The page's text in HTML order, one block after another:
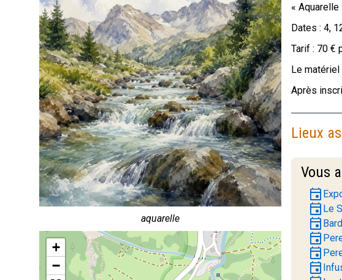
aquarelle
+
−
« Aquarelle
Dates : 4,
Tarif : 70 €
Le matériel
Après
Lieux
Vous
event
event Le
event
event
event
event